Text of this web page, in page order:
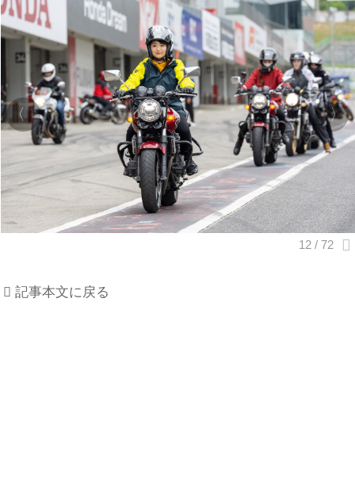
記事本文に戻る